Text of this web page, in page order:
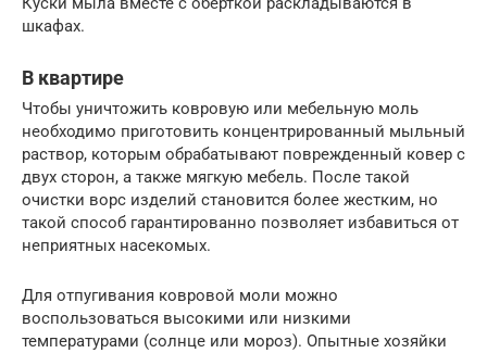
шкафах.
В квартире
Чтобы уничтожить ковровую или мебельную моль
необходимо приготовить концентрированный мыльный
раствор, которым обрабатывают поврежденный ковер с
двух сторон, а также мягкую мебель. После такой
очистки ворс изделий становится более жестким, но
такой способ гарантированно позволяет избавиться от
неприятных насекомых.
Для отпугивания ковровой моли можно
воспользоваться высокими или низкими
температурами (солнце или мороз). Опытные хозяйки